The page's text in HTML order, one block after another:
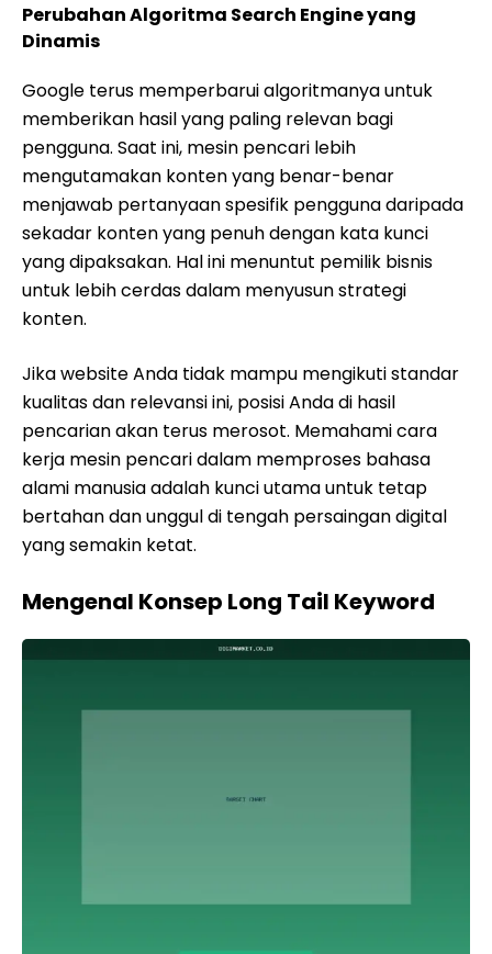
Perubahan Algoritma Search Engine yang
Dinamis
Google terus memperbarui algoritmanya untuk
memberikan hasil yang paling relevan bagi
pengguna. Saat ini, mesin pencari lebih
mengutamakan konten yang benar-benar
menjawab pertanyaan spesifik pengguna daripada
sekadar konten yang penuh dengan kata kunci
yang dipaksakan. Hal ini menuntut pemilik bisnis
untuk lebih cerdas dalam menyusun strategi
konten.
Jika website Anda tidak mampu mengikuti standar
kualitas dan relevansi ini, posisi Anda di hasil
pencarian akan terus merosot. Memahami cara
kerja mesin pencari dalam memproses bahasa
alami manusia adalah kunci utama untuk tetap
bertahan dan unggul di tengah persaingan digital
yang semakin ketat.
Mengenal Konsep Long Tail Keyword